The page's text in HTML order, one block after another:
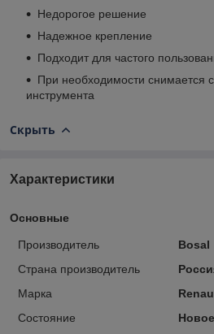
Недорогое решение
Надежное крепление
Подходит для частого
При необходимости снимается
инструмента
Скрыть
Характеристики
Основные
Производитель
Bosal
Страна производитель
Марка
Состояние
Новое